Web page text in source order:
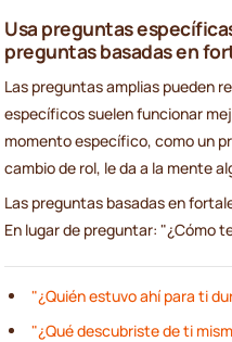
Usa preguntas
preguntas basadas en
Las preguntas amplias pueden
específicos suelen funcionar
momento específico, como un
cambio de rol, le da a la mente
Las preguntas basadas en
En lugar de preguntar: "¿Cómo
"¿Quién estuvo ahí para ti
"¿Qué descubriste de ti